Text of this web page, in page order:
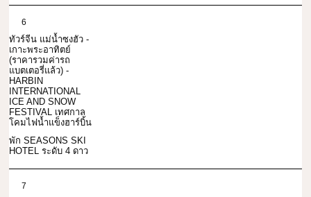
6
ทัวร์จีน แม่น้ำซงฮัว -
เกาะพระอาทิตย์
(ราคารวมค่ารถ
แบตเตอรี่แล้ว) -
HARBIN
INTERNATIONAL
ICE AND SNOW
FESTIVAL เทศกาล
โคมไฟน้ำแข็งฮาร์บิ้น
พัก SEASONS SKI
HOTEL ระดับ 4 ดาว
7